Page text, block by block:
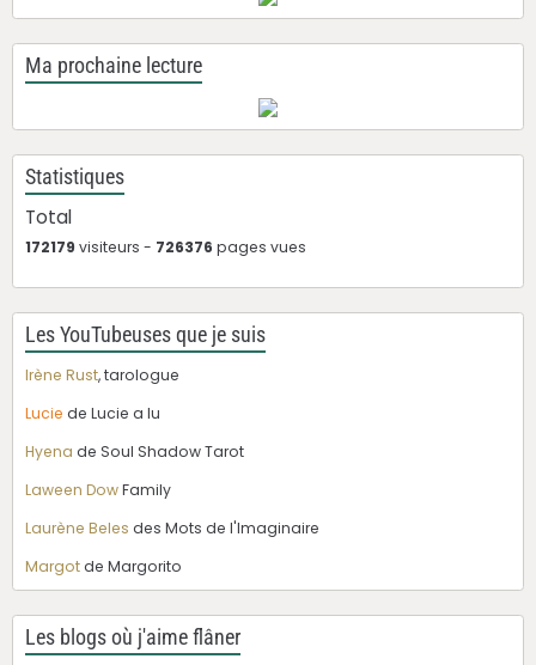
Ma prochaine lecture
Statistiques
Total
172179 visiteurs - 726376 pages vues
Les YouTubeuses que je suis
Irène Rust, tarologue
Lucie de Lucie a lu
Hyena de Soul Shadow Tarot
Laween DowFamily
Laurène Beles des Mots de l'Imaginaire
Margotde Margorito
Les blogs où j'aime flâner